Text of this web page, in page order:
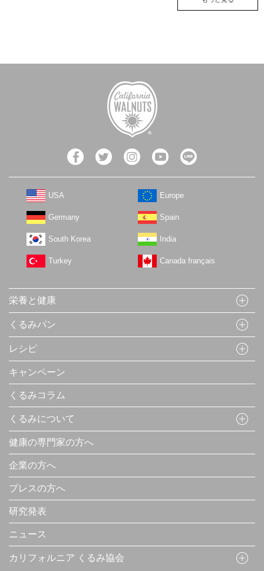
USA Europe
Germany Spain
South Korea India
Turkey Canada français
栄養と健康
くるみパン
レシピ
キャンペーン
くるみコラム
くるみについて
健康の専門家の方へ
企業の方へ
プレスの方へ
研究発表
ニュース
カリフォルニア くるみ協会